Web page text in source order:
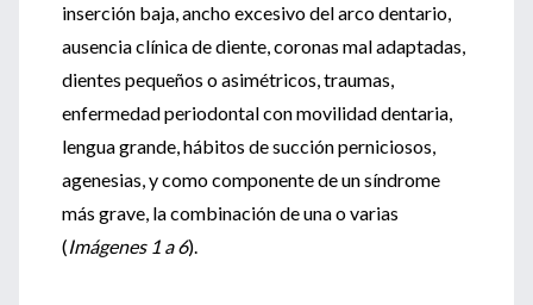
inserción baja, ancho excesivo del arco dentario,
ausencia clínica de diente, coronas mal adaptadas,
dientes pequeños o asimétricos, traumas,
enfermedad periodontal con movilidad dentaria,
lengua grande, hábitos de succión perniciosos,
agenesias, y como componente de un síndrome
más grave, la combinación de una o varias
(Imágenes 1 a 6).